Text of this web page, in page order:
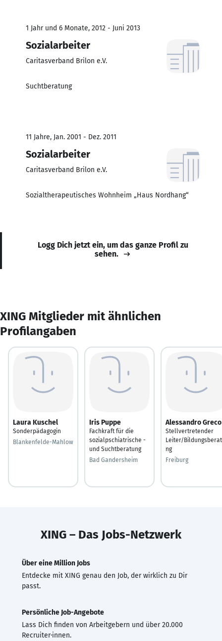
1 Jahr und 6 Monate, 2012 - Juni 2013
Sozialarbeiter
Caritasverband Brilon e.V.
Suchtberatung
11 Jahre, Jan. 2001 - Dez. 2011
Sozialarbeiter
Caritasverband Brilon e.V.
Sozialtherapeutisches Wohnheim „Haus Nordhang“
Logg Dich jetzt ein, um das ganze Profil zu
sehen.
XING Mitglieder mit ähnlichen
Profilangaben
Laura Kuschel
Sonderpädagogin
Blankenfelde-Mahlow
Iris Puppe
Fachkraft für die
sozialpschiatrische -
und Suchtberatung
Bad Gandersheim
Alessandro Greco
Stellvertretender
Leiter/
ng
Freiburg
XING – Das Jobs-Netzwerk
Über eine Million Jobs
Entdecke mit XING genau den Job, der wirklich zu Dir
passt.
Persönliche Job-Angebote
Lass Dich finden von Arbeitgebern und über 20.000
Recruiter·innen.